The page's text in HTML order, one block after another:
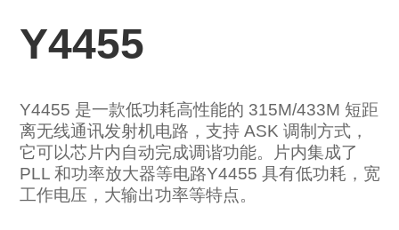
Y4455
Y4455 是一款低功耗高性能的 315M/433M 短距
离无线通讯发射机电路，支持 ASK 调制方式，
它可以芯片内自动完成调谐功能。片内集成了
PLL 和功率放大器等电路Y4455 具有低功耗，宽
工作电压，大输出功率等特点。